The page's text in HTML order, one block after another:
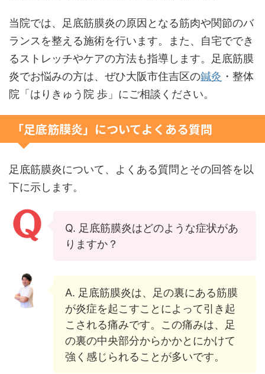
当院では、足底筋膜炎の原因となる筋肉や関節のバ
ランスを整える施術を行います。また、自宅ででき
るストレッチやケアの方法も指導します。足底筋膜
炎でお悩みの方は、ぜひ大阪市住吉区の鍼灸 ・整体
院「はりきゅう院 歩」にご相談ください。
「足底筋膜炎」についてよくある質問
足底筋膜炎について、よくある質問とその回答を以
下に示します。
Q. 足底筋膜炎はどのような症状があ
りますか？
A. 足底筋膜炎は、足の裏にある筋膜
が炎症を起こすことによって引き起
こされる痛みです。この痛みは、足
の裏の中央部分からかかとにかけて
強く感じられることが多いです。